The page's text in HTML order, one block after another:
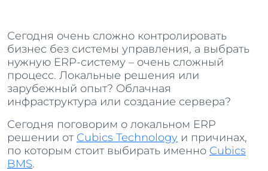
Сегодня очень сложно контролировать
бизнес без системы управления, а выбрать
нужную ERP-систему – очень сложный
процесс. Локальные решения или
зарубежный опыт? Облачная
инфраструктура или создание сервера?
Сегодня поговорим о локальном ERP
решении от Cubics Technology и причинах,
по которым стоит выбирать именно Cubics
BMS.